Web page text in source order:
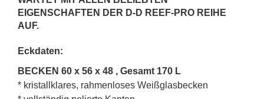
EIGENSCHAFTEN DER D-D REEF-PRO REIHE
AUF.
Eckdaten:
BECKEN 60 x 56 x 48 , Gesamt 170 L
* kristallklares, rahmenloses Weißglasbecken